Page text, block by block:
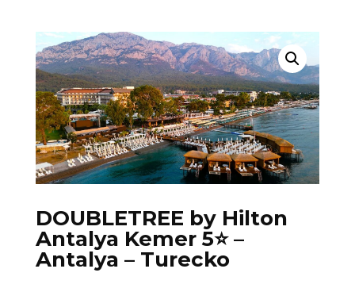
DOUBLETREE by Hilton
Antalya Kemer 5⭐️ –
Antalya – Turecko